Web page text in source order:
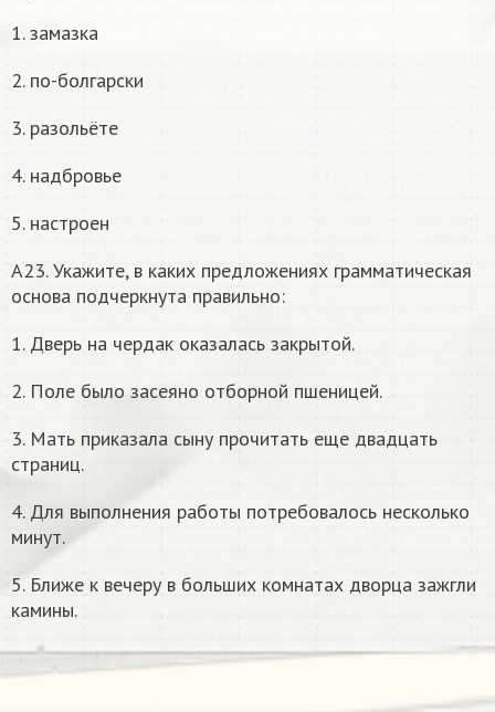
1. замазка
2. по-болгарски
3. разольёте
4. надбровье
5. настроен
А23. Укажите, в каких предложениях грамматическая
основа подчеркнута правильно:
1. Дверь на чердак оказалась закрытой.
2. Поле было засеяно отборной пшеницей.
3. Мать приказала сыну прочитать еще двадцать
страниц.
4. Для выполнения работы потребовалось несколько
минут.
5. Ближе к вечеру в больших комнатах дворца зажгли
камины.